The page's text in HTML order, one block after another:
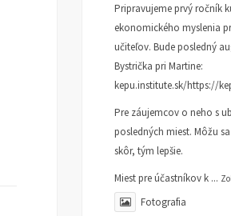
Pripravujeme prvý ročník
ekonomického myslenia
učiteľov. Bude posledný
Bystrička pri Martine:
kepu.institute.sk/https://
Pre záujemcov o neho s
posledných miest. Môžu
skôr, tým lepšie.
Miest pre účastníkov k ...
Fotografia